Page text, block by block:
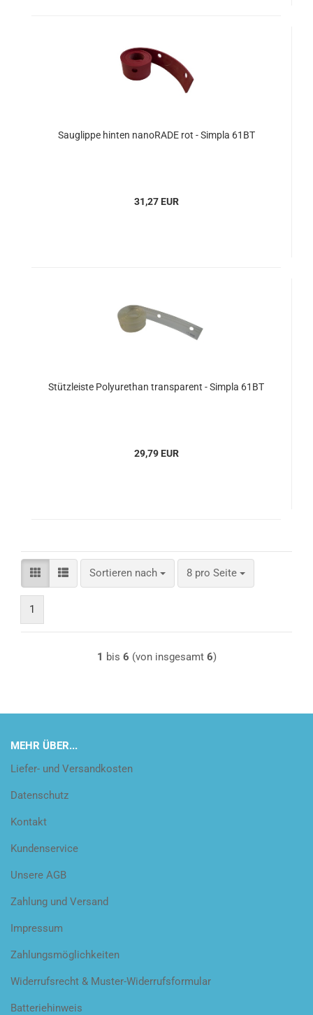
Sauglippe hinten nanoRADE rot - Simpla 61BT
31,27 EUR
Stützleiste Polyurethan transparent - Simpla 61BT
29,79 EUR
Sortieren nach
Sortieren nach 8 pro Seite
pro Seite
1
1 bis 6 (von insgesamt 6)
MEHR ÜBER...
Liefer- und Versandkosten
Datenschutz
Kontakt
Kundenservice
Unsere AGB
Zahlung und Versand
Impressum
Zahlungsmöglichkeiten
Widerrufsrecht & Muster-Widerrufsformular
Batteriehinweis